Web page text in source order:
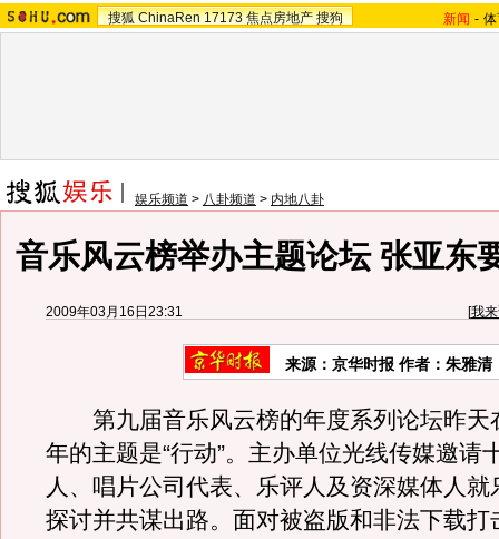
搜狐 ChinaRen 17173 焦点房地产 搜狗 新闻 -
娱乐频道 > 八卦频道 > 内地八卦
音乐风云榜举办主题论坛 张亚东
2009年03月16日23:31 [我
来源：京华时报 作者：朱雅清
第九届音乐风云榜的年度系列论坛昨天
年的主题是“行动”。主办单位光线传媒邀请
人、唱片公司代表、乐评人及资深媒体人就
探讨并共谋出路。面对被盗版和非法下载打